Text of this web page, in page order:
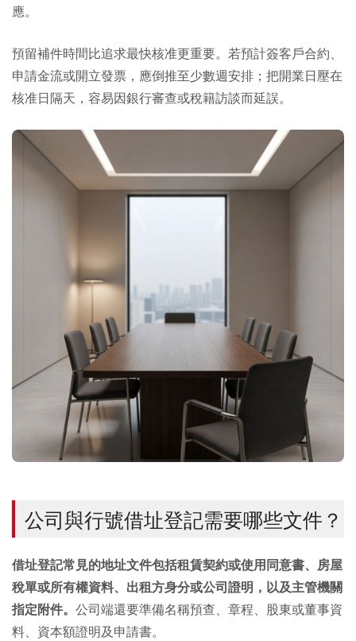
應。
預留補件時間比追求最快核准更重要。若預計簽客戶合約、
申請金流或開立發票，應倒推至少數週安排；把開業日壓在
核准日隔天，容易因銀行審查或稅籍訪談而延誤。
公司與行號借址登記需要哪些文件？
借址登記常見的地址文件包括租賃契約或使用同意書、房屋
稅單或所有權資料、出租方身分或公司證明，以及主管機關
指定附件。 公司端還要準備名稱預查、章程、股東或董事資
料、資本額證明及申請書。